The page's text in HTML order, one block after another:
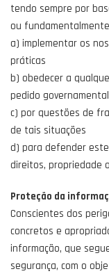
tendo sempre por
ou
a) implementar os
práticas
b) obedecer a
pedido
c) por questões de
de tais situações
d) para defender
direitos, propriedade
Proteção da
Conscientes dos
concretos e
informação, que
segurança, com o